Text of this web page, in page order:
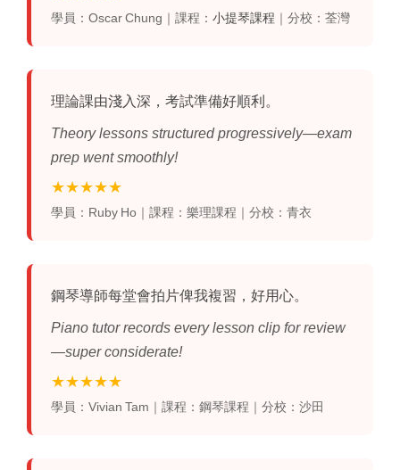
學員：Oscar Chung｜課程： 小提琴課程 ｜分校：荃灣
理論課由淺入深，考試準備好順利。
Theory lessons structured progressively—exam
prep went smoothly!
★★★★★
學員：Ruby Ho｜課程：樂理課程｜分校：青衣
鋼琴導師每堂會拍片俾我複習，好用心。
Piano tutor records every lesson clip for review
—super considerate!
★★★★★
學員：Vivian Tam｜課程：鋼琴課程｜分校：沙田